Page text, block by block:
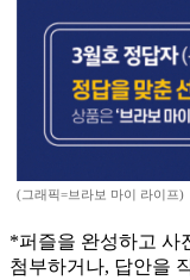
(그래픽=브라보 마이 라이프)
*퍼즐을 완성하고 사
첨부하거나, 답안을